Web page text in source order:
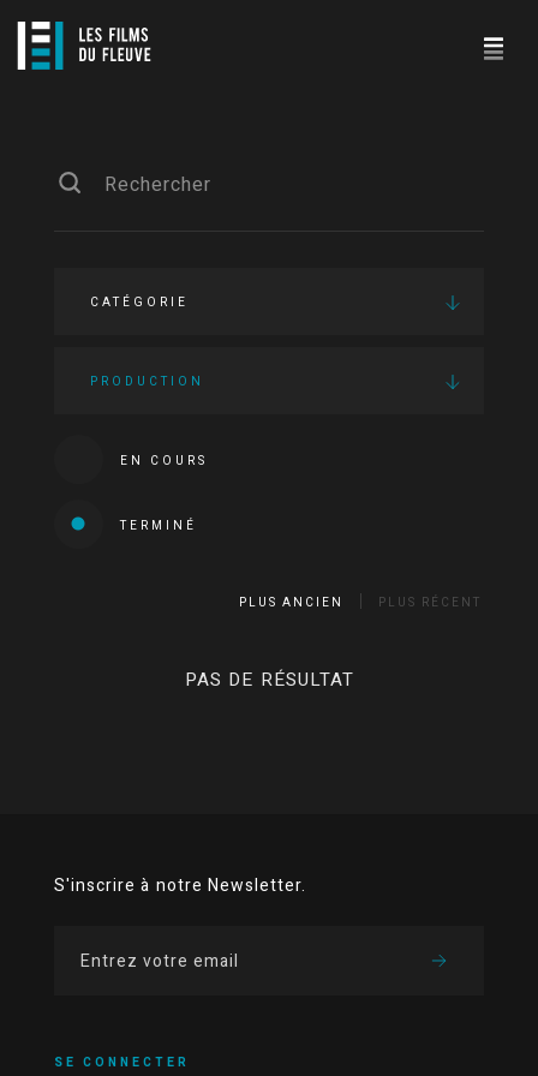
CATÉGORIE
PRODUCTION
EN COURS
TERMINÉ
PLUS ANCIEN PLUS RÉCENT
PAS DE RÉSULTAT
S'inscrire à notre Newsletter.
SE CONNECTER